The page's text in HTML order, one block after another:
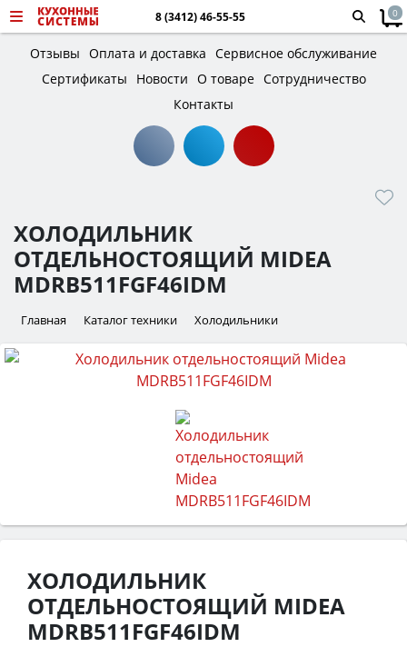
8 (3412) 46-55-55 0
Отзывы Оплата и доставка Сервисное обслуживание
Сертификаты
Новости О товаре Сотрудничество
Контакты
ХОЛОДИЛЬНИК
ОТДЕЛЬНОСТОЯЩИЙ MIDEA
MDRB511FGF46IDM
Главная Каталог техники Холодильники
ХОЛОДИЛЬНИК
ОТДЕЛЬНОСТОЯЩИЙ MIDEA
MDRB511FGF46IDM